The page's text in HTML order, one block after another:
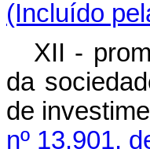
(Incluído
XII -
da
de
nº 13.901,